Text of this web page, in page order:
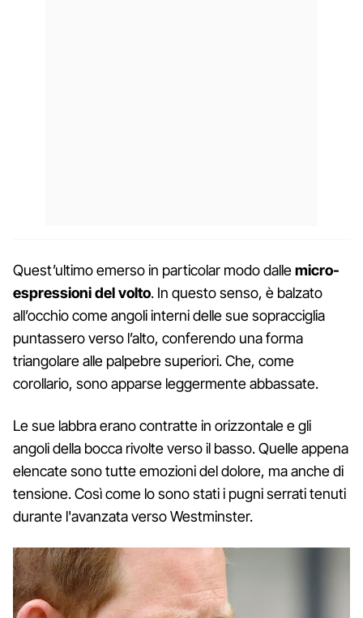
Quest’ultimo emerso in particolar modo dallemicro-
espressioni del volto. In questo senso, è balzato
all’occhio come angoli interni delle sue sopracciglia
puntassero verso l’alto, conferendo una forma
triangolare alle palpebre superiori. Che, come
corollario, sono apparse leggermente abbassate.
Le sue labbra erano contratte in orizzontale e gli
angoli della bocca rivolte verso il basso. Quelle appena
elencate sono tutte emozioni del dolore, ma anche di
tensione. Così come lo sono stati i pugni serrati tenuti
durante l'avanzata verso Westminster.